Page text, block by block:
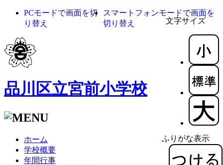
文字サイズ
ふりがな表示
PCモードで画面を切
り替え
スマートフォンモードで画面を
切り替え
品川区立宮前小学校
ホーム
学校概要
年間行事